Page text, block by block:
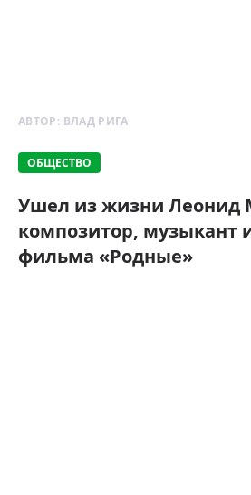
АВТОР: ВЛАД РИГА
ОБЩЕСТВО
Ушел из жизни Леонид
композитор, музыкант
фильма «Родные»